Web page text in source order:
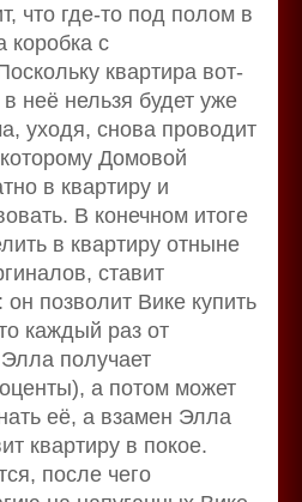
что где-то под полом в
коробка с
квартира вот-
неё нельзя будет уже
уходя, снова проводит
Домовой
в квартиру и
В конечном итоге
в квартиру отныне
ставит
позволит Вике купить
каждый раз от
получает
а потом может
её, а взамен Элла
квартиру в покое.
после чего